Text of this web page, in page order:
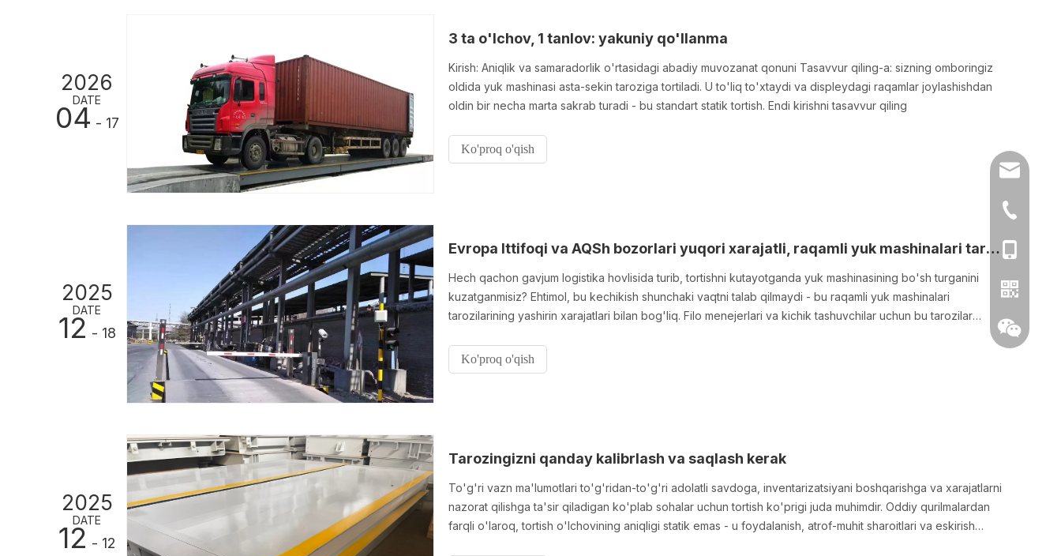
2026
DATE
04 - 17
3 ta o'lchov, 1 tanlov: yakuniy qo'llanma
Kirish: Aniqlik va samaradorlik o'rtasidagi abadiy muvozanat qonuni Tasavvur qiling-a: sizning omboringiz
oldida yuk mashinasi asta-sekin taroziga tortiladi. U to'liq to'xtaydi va displeydagi raqamlar joylashishdan
oldin bir necha marta sakrab turadi - bu standart statik tortish. Endi kirishni tasavvur qiling
Ko'proq o'qish
2025
DATE
12 - 18
Evropa Ittifoqi va AQSh bozorlari yuqori xarajatli, raqamli yuk mashinalari tarozilarini qanday engadi
Hech qachon gavjum logistika hovlisida turib, tortishni kutayotganda yuk mashinasining bo'sh turganini
kuzatganmisiz? Ehtimol, bu kechikish shunchaki vaqtni talab qilmaydi - bu raqamli yuk mashinalari
tarozilarining yashirin xarajatlari bilan bog'liq. Filo menejerlari va kichik tashuvchilar uchun bu tarozilar
Ko'proq o'qish
2025
DATE
12 - 12
Tarozingizni qanday kalibrlash va saqlash kerak
To'g'ri vazn ma'lumotlari to'g'ridan-to'g'ri adolatli savdoga, inventarizatsiyani boshqarishga va xarajatlarni
nazorat qilishga ta'sir qiladigan ko'plab sohalar uchun tortish ko'prigi juda muhimdir. Oddiy qurilmalardan
farqli o'laroq, tortish o'lchovining aniqligi statik emas - u foydalanish, atrof-muhit sharoitlari va eskirish
86-519-